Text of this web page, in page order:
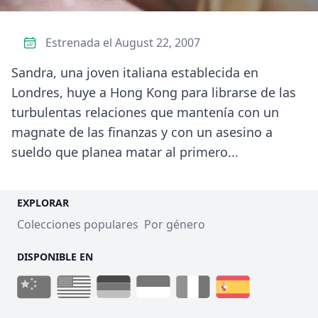
Sandra, una joven italiana establecida en
Londres, huye a Hong Kong para librarse de las
turbulentas relaciones que mantenía con un
magnate de las finanzas y con un asesino a
sueldo que planea matar al primero...
Estrenada el August 22, 2007
EXPLORAR
Colecciones populares Por género
DISPONIBLE EN